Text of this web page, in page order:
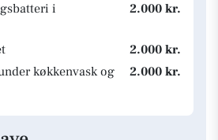
i
2.000 kr.
2.000 kr.
køkkenvask og
2.000 kr.